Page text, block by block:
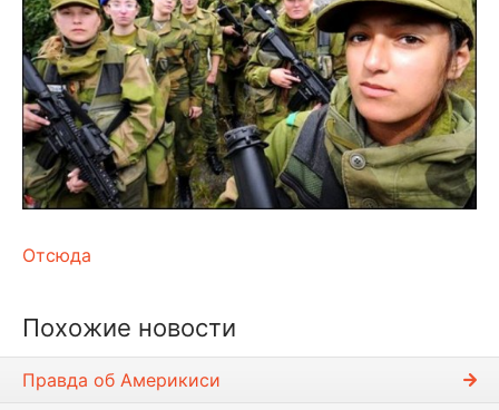
Отсюда
Похожие новости
Правда об Америкиси